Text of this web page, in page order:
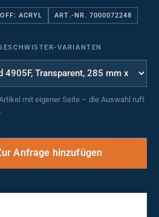
ACRYL ART.-NR. 7000072248
VARIANTEN
mit eigener Seite – die Auswahl ruft